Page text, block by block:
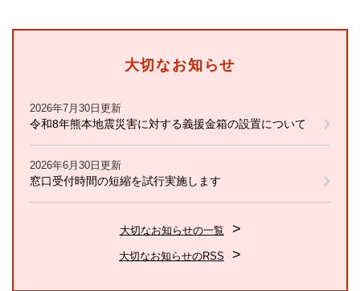
大切なお知らせ
2026年7月30日更新
令和8年熊本地震災害に対する義援金箱の設置について
2026年6月30日更新
窓口受付時間の短縮を試行実施します
大切なお知らせの一覧
大切なお知らせのRSS